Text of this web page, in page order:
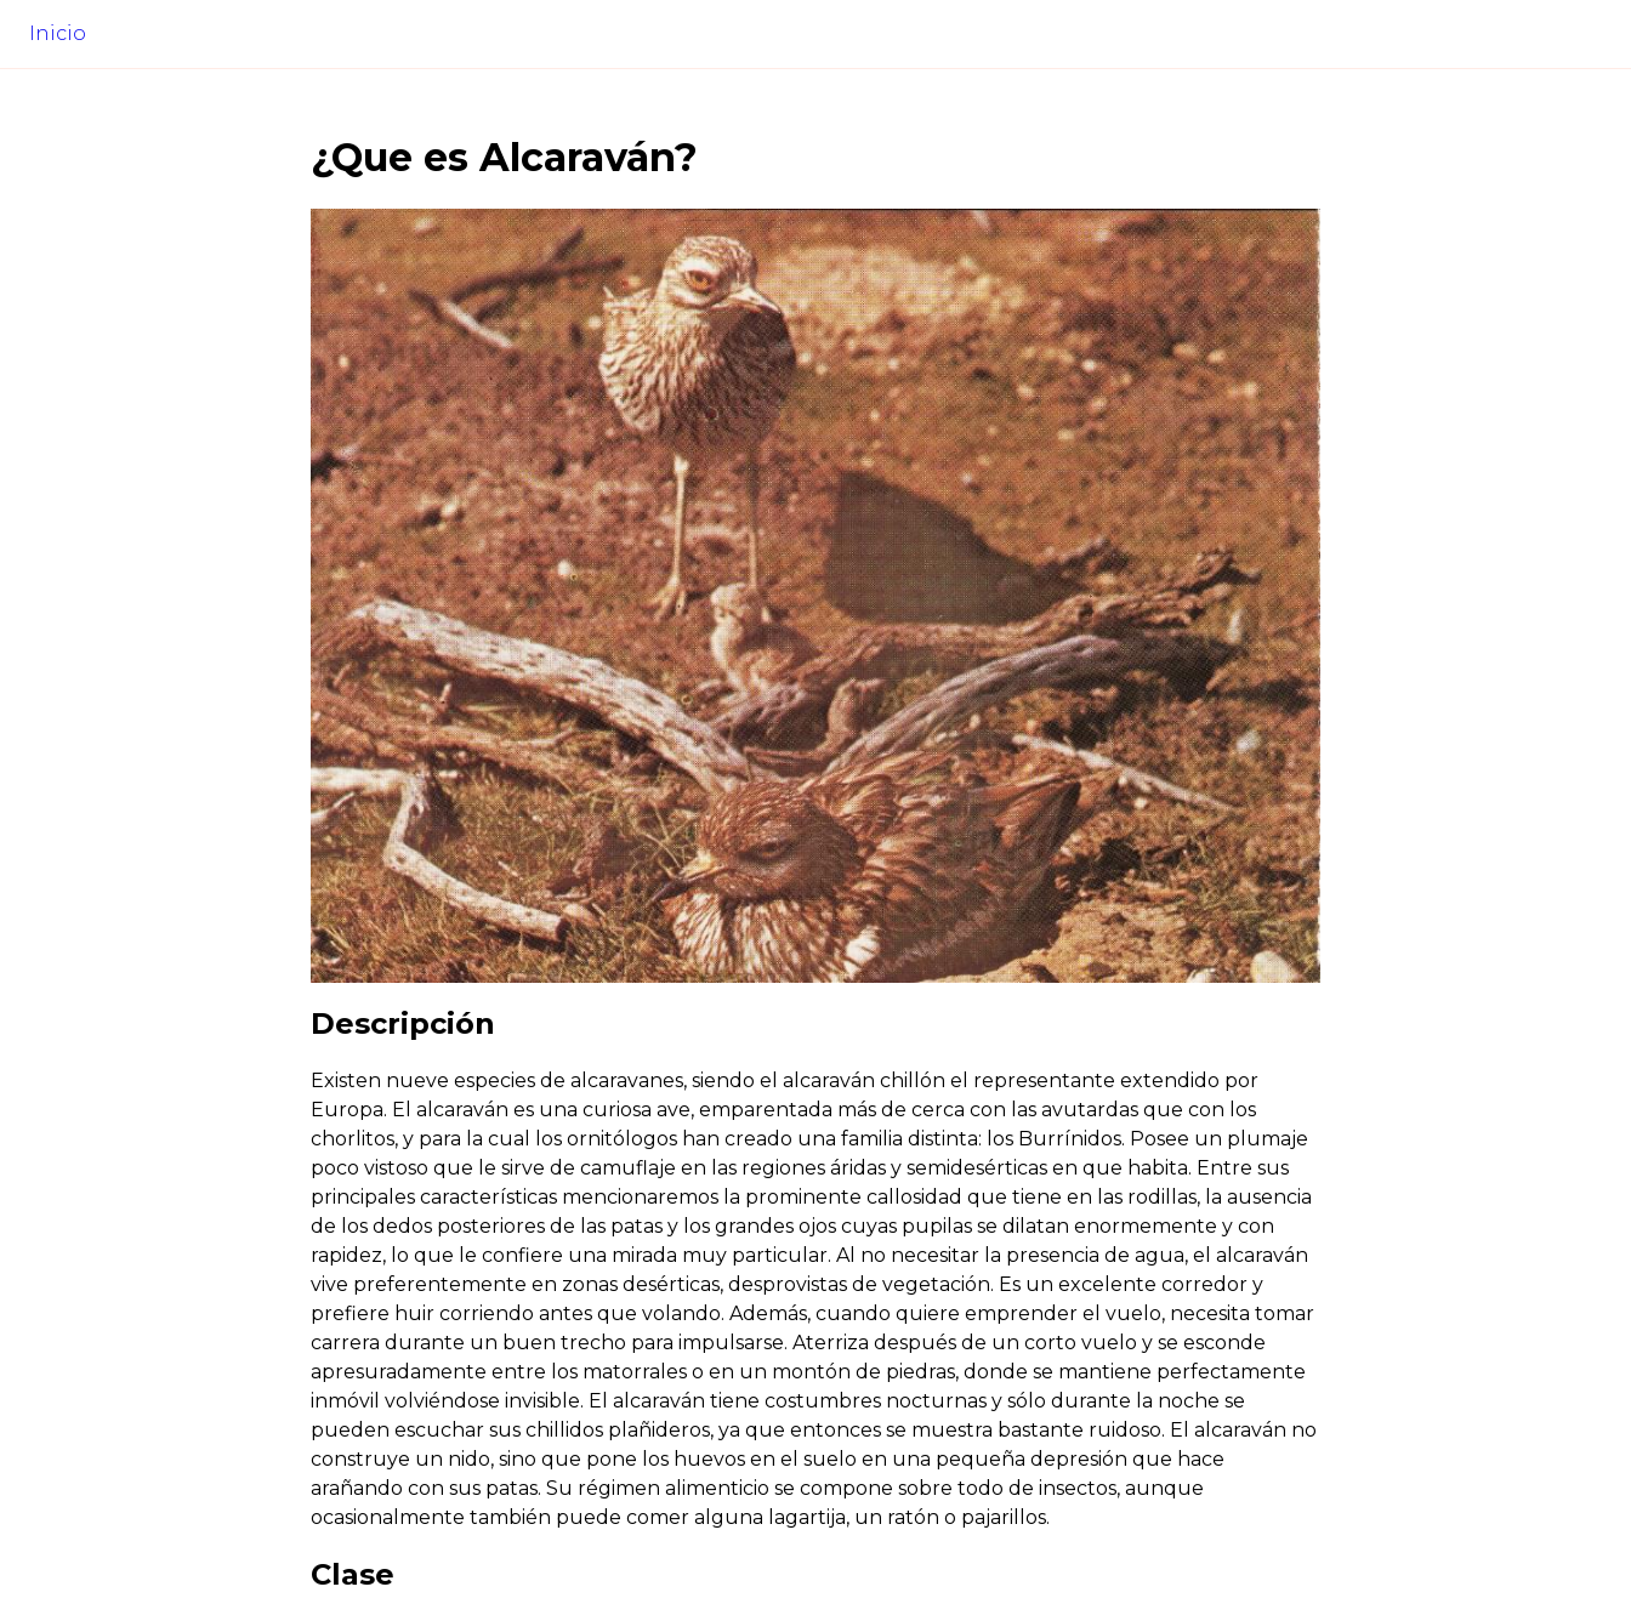
Inicio
¿Que es Alcaraván?
Descripción
Existen nueve especies de alcaravanes, siendo el alcaraván chillón el representante extendido por
Europa. El alcaraván es una curiosa ave, emparentada más de cerca con las avutardas que con los
chorlitos, y para la cual los ornitólogos han creado una familia distinta: los Burrínidos. Posee un plumaje
poco vistoso que le sirve de camuflaje en las regiones áridas y semidesérticas en que habita. Entre sus
principales características mencionaremos la prominente callosidad que tiene en las rodillas, la ausencia
de los dedos posteriores de las patas y los grandes ojos cuyas pupilas se dilatan enormemente y con
rapidez, lo que le confiere una mirada muy particular. Al no necesitar la presencia de agua, el alcaraván
vive preferentemente en zonas desérticas, desprovistas de vegetación. Es un excelente corredor y
prefiere huir corriendo antes que volando. Además, cuando quiere emprender el vuelo, necesita tomar
carrera durante un buen trecho para impulsarse. Aterriza después de un corto vuelo y se esconde
apresuradamente entre los matorrales o en un montón de piedras, donde se mantiene perfectamente
inmóvil volviéndose invisible. El alcaraván tiene costumbres nocturnas y sólo durante la noche se
pueden escuchar sus chillidos plañideros, ya que entonces se muestra bastante ruidoso. El alcaraván no
construye un nido, sino que pone los huevos en el suelo en una pequeña depresión que hace
arañando con sus patas. Su régimen alimenticio se compone sobre todo de insectos, aunque
ocasionalmente también puede comer alguna lagartija, un ratón o pajarillos.
Clase